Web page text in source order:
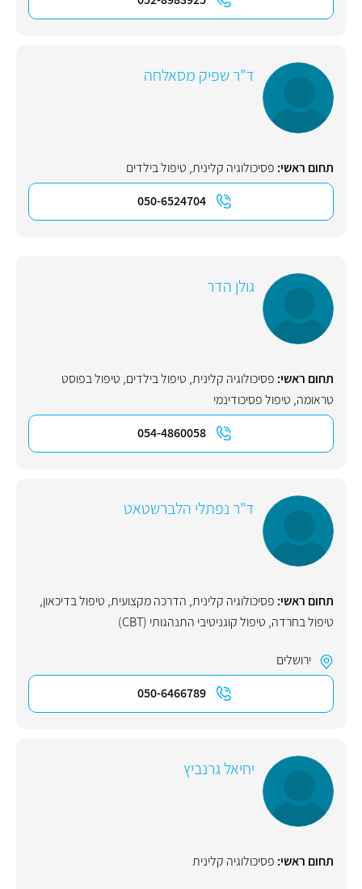
ד"ר שפיק מסאלחה
תחום ראשי: פסיכולוגיה קלינית, טיפול בילדים
050-6524704
גולן הדר
תחום ראשי: פסיכולוגיה קלינית, טיפול בילדים, טיפול בפוסט
טראומה, טיפול פסיכודינמי
054-4860058
ד"ר נפתלי הלברשטאט
תחום ראשי: פסיכולוגיה קלינית, הדרכה מקצועית, טיפול בדיכאון,
טיפול בחרדה, טיפול קוגניטיבי התנהגותי (CBT)
ירושלים
050-6466789
יחיאל גרנביץ
תחום ראשי: פסיכולוגיה קלינית